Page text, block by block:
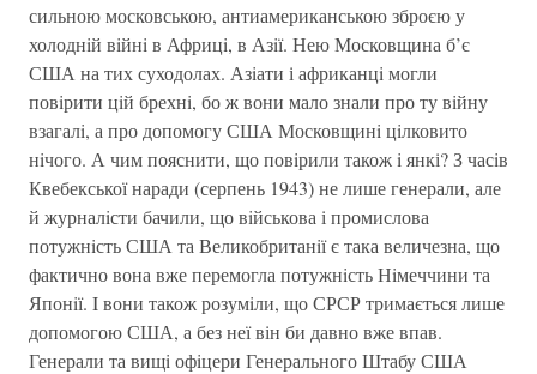
сильною московською, антиамериканською зброєю у
холоднiй вiйнi в Африцi, в Азiї. Нею Московщина б’є
США на тих суходолах. Азiати і африканцi могли
повiрити цiй брехнi, бо ж вони мало знали про ту вiйну
взагалi, а про допомогу США Московщинi цiлковито
нiчого. А чим пояснити, що повiрили також i янкі? З часiв
Квебекської наради (серпень 1943) не лише генерали, але
й журналiсти бачили, що вiйськова і промислова
потужнiсть США та Великобританiї є така величезна, що
фактично вона вже перемогла потужнiсть Нiмеччини та
Японiї. I вони також розумiли, що СРСР тримається лише
допомогою США, а без неї він би давно вже впав.
Генерали та вищi офiцери Генерального Штабу США